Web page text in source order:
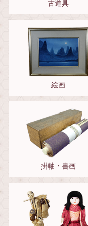
古道具
絵画
掛軸・書画